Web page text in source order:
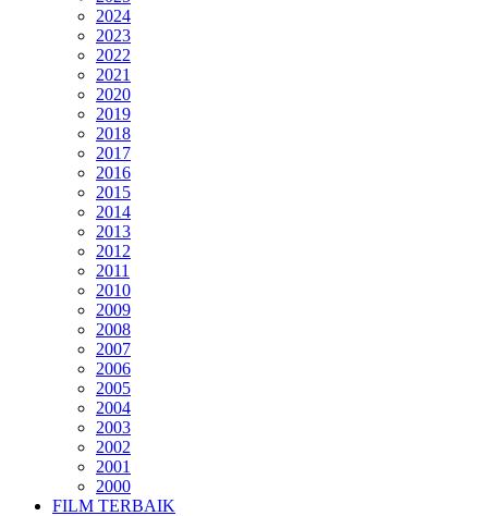
2024
2023
2022
2021
2020
2019
2018
2017
2016
2015
2014
2013
2012
2011
2010
2009
2008
2007
2006
2005
2004
2003
2002
2001
2000
FILM TERBAIK